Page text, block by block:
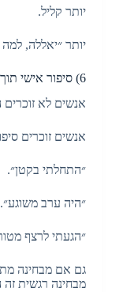
יותר קליל.
יותר ״יאללה,
6) סיפור אישי תוך כדי: למה אנשים אוהבים ״רצפים״?
אנשים לא זוכרים
אנשים זוכרים
״התחלתי בקטן״.
״היה ערב משוגע״.
״הגעתי לרצף
גם אם מבחינה
מבחינה רגשית זה